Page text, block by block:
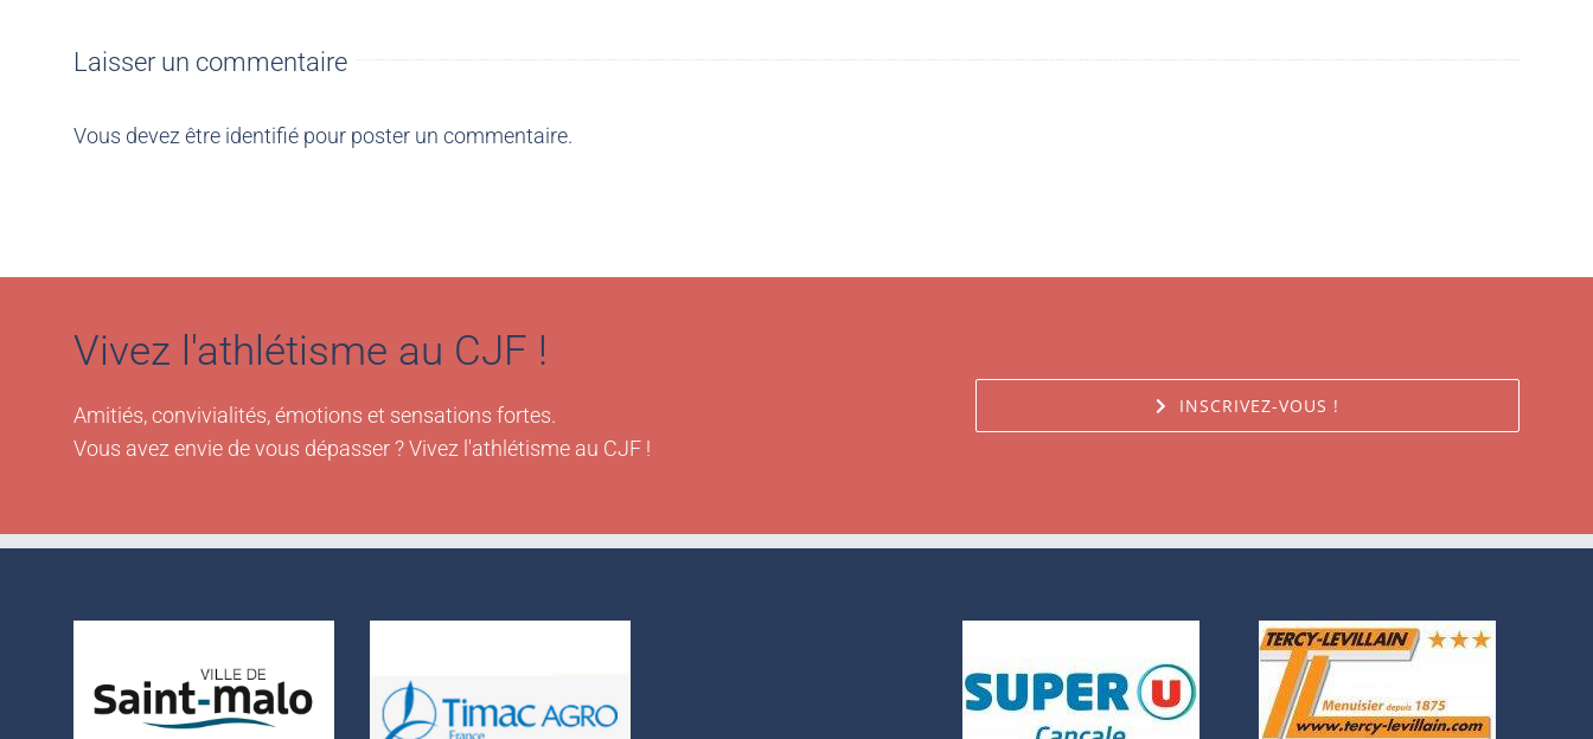
Laisser un commentaire
Vous devez être identifié pour poster un commentaire.
Vivez l'athlétisme au CJF !
Amitiés, convivialités, émotions et sensations fortes.
Vous avez envie de vous dépasser ? Vivez l'athlétisme au CJF !
INSCRIVEZ-VOUS !